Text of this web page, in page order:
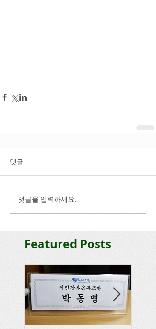
댓글
댓글을 입력하세요.
Featured Posts